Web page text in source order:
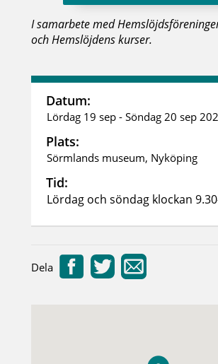
I samarbete med
och Hemslöjdens kurser.
Datum:
Lördag 19 sep - Söndag 20 sep
Plats:
Sörmlands museum, Nyköping
Tid:
Lördag och söndag klockan
Dela